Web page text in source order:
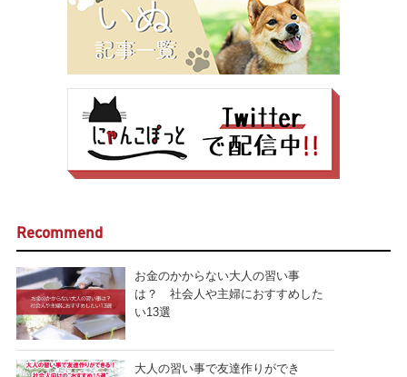
Recommend
お金のかからない大人の習い事
は？ 社会人や主婦におすすめした
い13選
大人の習い事で友達作りができ